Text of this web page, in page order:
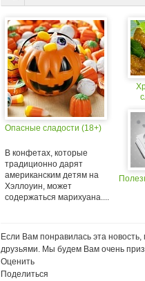
Опасные сладости (18+)
В конфетах, которые
традиционно дарят
американским детям на
Хэллоуин, может
содержаться марихуана....
Если Вам понравилась эта
друзьями. Мы будем Вам очень
Оценить
Поделиться